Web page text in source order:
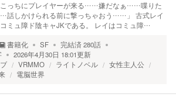
っちにプレイヤーが来る……嫌だなぁ……喋りた
話しかけられる前に撃っちゃおう……」 古式レイ
ミュ障ド陰キャJKである。 レイはコミュ障…
書籍化 SF 完結済 280話
2026年4月30日 18:01更新
VRMMO ライトノベル
女性主人公
電脳世界